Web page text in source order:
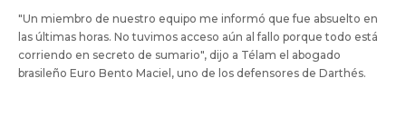
"Un miembro de nuestro equipo me informó que fue absuelto en
las últimas horas. No tuvimos acceso aún al fallo porque todo está
corriendo en secreto de sumario", dijo a Télam el abogado
brasileño Euro Bento Maciel, uno de los defensores de Darthés.